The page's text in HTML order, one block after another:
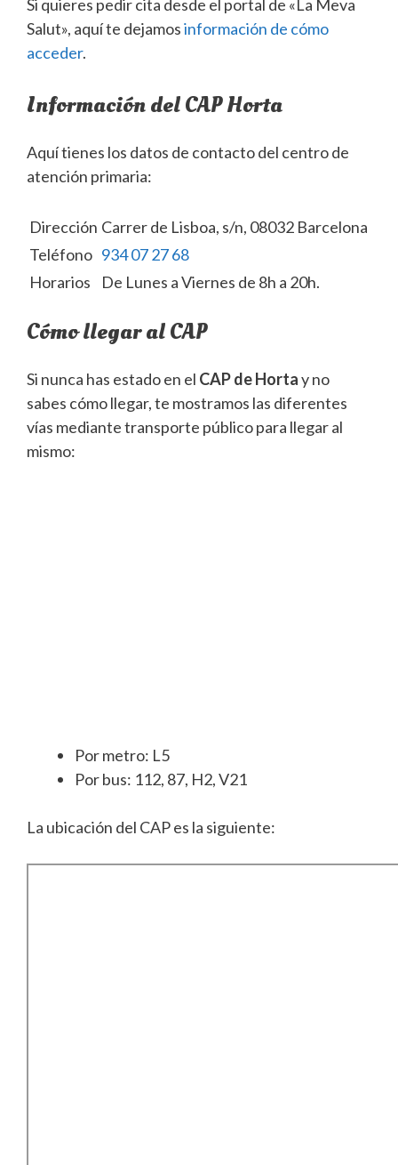
Si quieres pedir cita desde el portal de «La Meva
Salut», aquí te dejamosinformación de cómo
acceder.
Información del CAP Horta
Aquí tienes los datos de contacto del centro de
atención primaria:
Dirección Carrer de Lisboa, s/n, 08032 Barcelona
Teléfono 934 07 27 68
Horarios
De Lunes a Viernes de 8h a 20h.
Cómo llegar al CAP
Si nunca has estado en el CAP de Hortay no
sabes cómo llegar, te mostramos las diferentes
vías mediante transporte público para llegar al
mismo:
Por metro: L5
Por bus: 112, 87, H2, V21
La ubicación del CAP es la siguiente: